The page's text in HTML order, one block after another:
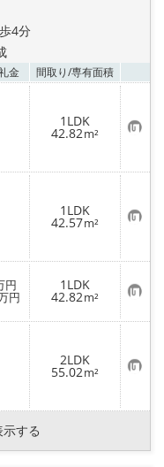
4分
金 間取り/専有面積
1LDK
42.82m² お
気
に
入
り
登
録
1LDK
42.57m² お
気
に
入
り
登
録
円
円
1LDK
42.82m² お
気
に
入
り
登
録
2LDK
55.02m² お
気
に
入
する